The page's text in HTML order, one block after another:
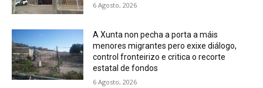
6 Agosto, 2026
A Xunta non pecha a porta a máis
menores migrantes pero exixe diálogo,
control fronteirizo e critica o recorte
estatal de fondos
6 Agosto, 2026